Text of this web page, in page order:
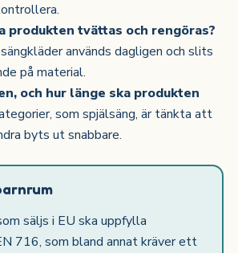
produkten tvättas och rengöras?
används dagligen och slits
på material.
och hur länge ska produkten
som spjälsäng, är tänkta att
byts ut snabbare.
säljs i EU ska uppfylla
716, som bland annat kräver ett